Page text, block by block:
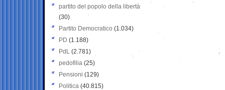
partito del popolo della libertà
(30)
Partito Democratico (1.034)
PD (1.188)
PdL (2.781)
pedofilia (25)
Pensioni (129)
Politica (40.815)